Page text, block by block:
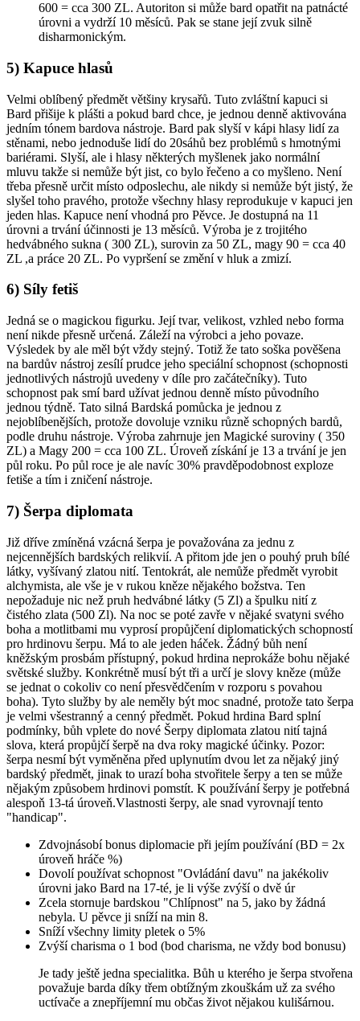
600 = cca 300 ZL. Autoriton si může bard opatřit na patnácté
úrovni a vydrží 10 měsíců. Pak se stane její zvuk silně
disharmonickým.
5) Kapuce hlasů
Velmi oblíbený předmět většiny krysařů. Tuto zvláštní kapuci si
Bard přišije k plášti a pokud bard chce, je jednou denně aktivována
jedním tónem bardova nástroje. Bard pak slyší v kápi hlasy lidí za
stěnami, nebo jednoduše lidí do 20sáhů bez problémů s hmotnými
bariérami. Slyší, ale i hlasy některých myšlenek jako normální
mluvu takže si nemůže být jist, co bylo řečeno a co myšleno. Není
třeba přesně určit místo odposlechu, ale nikdy si nemůže být jistý, že
slyšel toho pravého, protože všechny hlasy reprodukuje v kapuci jen
jeden hlas. Kapuce není vhodná pro Pěvce. Je dostupná na 11
úrovni a trvání účinnosti je 13 měsíců. Výroba je z trojitého
hedvábného sukna ( 300 ZL), surovin za 50 ZL, magy 90 = cca 40
ZL ,a práce 20 ZL. Po vypršení se změní v hluk a zmizí.
6) Síly fetiš
Jedná se o magickou figurku. Její tvar, velikost, vzhled nebo forma
není nikde přesně určená. Záleží na výrobci a jeho povaze.
Výsledek by ale měl být vždy stejný. Totiž že tato soška pověšena
na bardův nástroj zesílí prudce jeho speciální schopnost (schopnosti
jednotlivých nástrojů uvedeny v díle pro začátečníky). Tuto
schopnost pak smí bard užívat jednou denně místo původního
jednou týdně. Tato silná Bardská pomůcka je jednou z
nejoblíbenějších, protože dovoluje vzniku různě schopných bardů,
podle druhu nástroje. Výroba zahrnuje jen Magické suroviny ( 350
ZL) a Magy 200 = cca 100 ZL. Úroveň získání je 13 a trvání je jen
půl roku. Po půl roce je ale navíc 30% pravděpodobnost exploze
fetiše a tím i zničení nástroje.
7) Šerpa diplomata
Již dříve zmíněná vzácná šerpa je považována za jednu z
nejcennějších bardských relikvií. A přitom jde jen o pouhý pruh bílé
látky, vyšívaný zlatou nití. Tentokrát, ale nemůže předmět vyrobit
alchymista, ale vše je v rukou kněze nějakého božstva. Ten
nepožaduje nic než pruh hedvábné látky (5 Zl) a špulku nití z
čistého zlata (500 Zl). Na noc se poté zavře v nějaké svatyni svého
boha a motlitbami mu vyprosí propůjčení diplomatických schopností
pro hrdinovu šerpu. Má to ale jeden háček. Žádný bůh není
kněžským prosbám přístupný, pokud hrdina neprokáže bohu nějaké
světské služby. Konkrétně musí být tři a určí je slovy kněze (může
se jednat o cokoliv co není přesvědčením v rozporu s povahou
boha). Tyto služby by ale neměly být moc snadné, protože tato šerpa
je velmi všestranný a cenný předmět. Pokud hrdina Bard splní
podmínky, bůh vplete do nové Šerpy diplomata zlatou nití tajná
slova, která propůjčí šerpě na dva roky magické účinky. Pozor:
šerpa nesmí být vyměněna před uplynutím dvou let za nějaký jiný
bardský předmět, jinak to urazí boha stvořitele šerpy a ten se může
nějakým způsobem hrdinovi pomstít. K používání šerpy je potřebná
alespoň 13-tá úroveň.Vlastnosti šerpy, ale snad vyrovnají tento
"handicap".
Zdvojnásobí bonus diplomacie při jejím používání (BD = 2x
úroveň hráče %)
Dovolí používat schopnost "Ovládání davu" na jakékoliv
úrovni jako Bard na 17-té, je li výše zvýší o dvě úr
Zcela stornuje bardskou "Chlípnost" na 5, jako by žádná
nebyla. U pěvce ji sníží na min 8.
Sníží všechny limity pletek o 5%
Zvýší charisma o 1 bod (bod charisma, ne vždy bod bonusu)
Je tady ještě jedna specialitka. Bůh u kterého je šerpa stvořena
považuje barda díky třem obtížným zkouškám už za svého
uctívače a znepříjemní mu občas život nějakou kulišárnou.